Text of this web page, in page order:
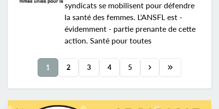
syndicats se mobilisent pour défendre
la santé des femmes. L'ANSFL est -
évidemment - partie prenante de cette
action. Santé pour toutes
1 2 3 4 5